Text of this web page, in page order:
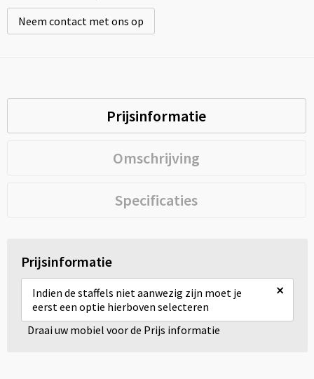
Neem contact met ons op
Prijsinformatie
Omschrijving
Specificaties
Prijsinformatie
Indien de staffels niet aanwezig zijn moet je
eerst een optie hierboven selecteren
×
Draai uw mobiel voor de Prijs informatie